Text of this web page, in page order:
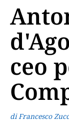
ceo
di Francesco